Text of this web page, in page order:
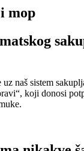
mop
naš sistem
koji donosi